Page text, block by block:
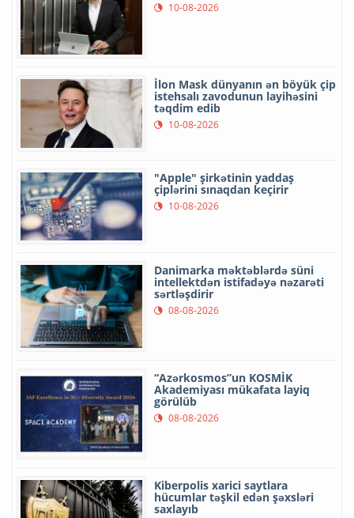
10-08-2026
İlon Mask dünyanın ən böyük çip
istehsalı zavodunun layihəsini
təqdim edib
10-08-2026
"Apple" şirkətinin yaddaş
çiplərini sınaqdan keçirir
10-08-2026
Danimarka məktəblərdə süni
intellektdən istifadəyə nəzarəti
sərtləşdirir
08-08-2026
“Azərkosmos”un KOSMİK
Akademiyası mükafata layiq
görülüb
08-08-2026
Kiberpolis xarici saytlara
hücumlar təşkil edən şəxsləri
saxlayıb